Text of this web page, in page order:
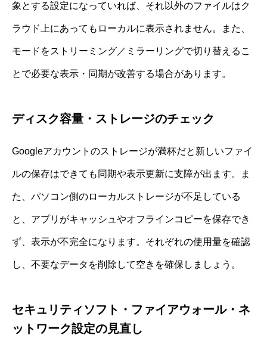
象とする設定になっていれば、それ以外のファイルはク
ラウド上にあってもローカルに表示されません。また、
モードをストリーミング／ミラーリングで切り替えるこ
とで必要な表示・同期が改善する場合があります。
ディスク容量・ストレージのチェック
Googleアカウントのストレージが満杯だと新しいファイ
ルの保存はできても同期や表示更新に支障が出ます。ま
た、パソコン側のローカルストレージが不足している
と、アプリがキャッシュやオフラインコピーを保存でき
ず、表示が不完全になります。それぞれの使用量を確認
し、不要なデータを削除して空きを確保しましょう。
セキュリティソフト・ファイアウォール・ネ
ットワーク設定の見直し